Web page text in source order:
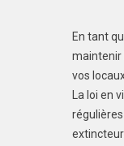
En tant
maintenir
vos
La loi en